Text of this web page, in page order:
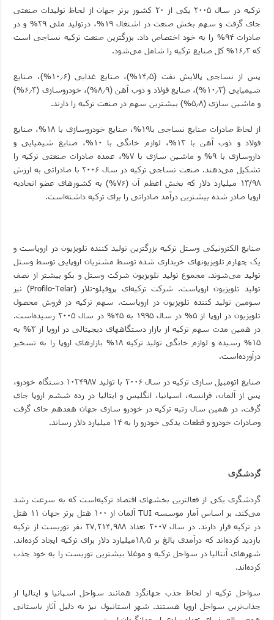
ترکیه در سال ۲۰۰۵ یکی از ۲۰ کشور برتر جهان از لحاظ تولیدات صنعتی
جای گرفت و سهم بخش صنعت در اشتغال ۱۹%، درتولید ملی ۲۹% و در
صادرات ۹۴% را به خود اختصاص داد. بزرگترین صنعت ترکیه نساجی است
که ۱۶٫۳% کل صنایع ترکیه را شامل می‌شود.
پس از نساجی پالایش نفت (۱۴٫۵%)، صنایع غذایی (۱۰٫۶%)، صنایع
شیمیایی (۱۰٫۳%)، صنایع فولاد و ذوب آهن (۸٫۹%)، خودروسازی (۶٫۳%)
و ماشین سازی (۵٫۸%) بیشترین سهم در صنعت ترکیه را دارند.
از لحاظ صادرات صنایع نساجی با۱۹%، صنایع خودروسازی با ۱۸%، صنایع
فولاد و ذوب آهن با ۱۳%، لوازم خانگی با ۱۰%، صنایع شیمیایی و
داروسازی با ۹% و ماشین سازی با ۷%، عمده صادرات صنعتی ترکیه را
تشکیل می‌دهند. صنعت نساجی ترکیه در سال ۲۰۰۶ با صادراتی به ارزش
۱۳/۹۸ میلیارد دلار که بخش اعظم آن (۷۶%) به کشورهای عضو اتحادیه
اروپا صادر شده بیشترین درآمد صادراتی را برای ترکیه داشته‌است.
صنایع الکترونیکی وستل ترکیه بزرگترین تولید کننده تلویزیون در اروپاست و
یک چهارم تلویزیونهای خریداری شده توسط مشتریان اروپایی توسط وستل
تولید می‌شوند. مجموع تولید تلویزیون شرکت وستل و بکو بیشتر از نصف
تولید تلویزیون اروپاست. شرکت ترکیه‌ای پروفیلو-تلار (Profilo-Telar) نیز
سومین تولید کننده تلویزیون در اروپاست. سهم ترکیه در فروش محصول
تلویزیون در اروپا از ۵% در سال ۱۹۹۵ به ۴۵% در سال ۲۰۰۵ رسیده‌است.
در همین مدت سهم ترکیه از بازار دستگاههای دیجیتالی در اروپا از ۳% به
۱۵% رسیده و لوازم خانگی تولید ترکیه ۱۸% بازارهای اروپا را به تسخیر
درآورده‌است.
صنایع اتومبیل سازی ترکیه در سال ۲۰۰۶ با تولید ۱۰۲۴۹۸۷ دستگاه خودرو،
پس از آلمان، فرانسه، اسپانیا، انگلیس و ایتالیا در رده ششم اروپا جای
گرفت. در همین سال رتبه ترکیه در خودرو سازی جهان هفدهم جای گرفت
وصادرات خودرو و قطعات یدکی خودرو را به ۱۴ میلیارد دلار رساند.
گردشگری
گردشگری یکی از فعالترین بخشهای اقتصاد ترکیه‌است که به سرعت رشد
می‌کند. بر اساس آمار موسسهTUI
آلمان از ۱۰۰ هتل برتر جهان ۱۱ هتل
در ترکیه قرار دارند. در سال ۲۰۰۷ تعداد ۲۷٬۲۱۴٬۹۸۸ نفر توریست از ترکیه
بازدید کرده‌اند که درآمدی بالغ بر ۱۸٫۵میلیارد دلار برای ترکیه ایجاد کرده‌اند.
شهرهای آنتالیا در سواحل ترکیه و موغلا بیشترین توریست را به خود جذب
کرده‌اند.
سواحل ترکیه از لحاظ جذب جهانگرد همانند سواحل اسپانیا و ایتالیا از
جذاب‌ترین سواحل اروپا هستند. شهر استانبول نیز به دلیل آثار باستانی